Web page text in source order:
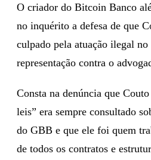
O criador do Bitcoin Banco
no inquérito a defesa de que
culpado pela atuação ilegal
representação contra o
Consta na denúncia que
leis” era sempre consultado
do GBB e que ele foi quem
de todos os contratos e